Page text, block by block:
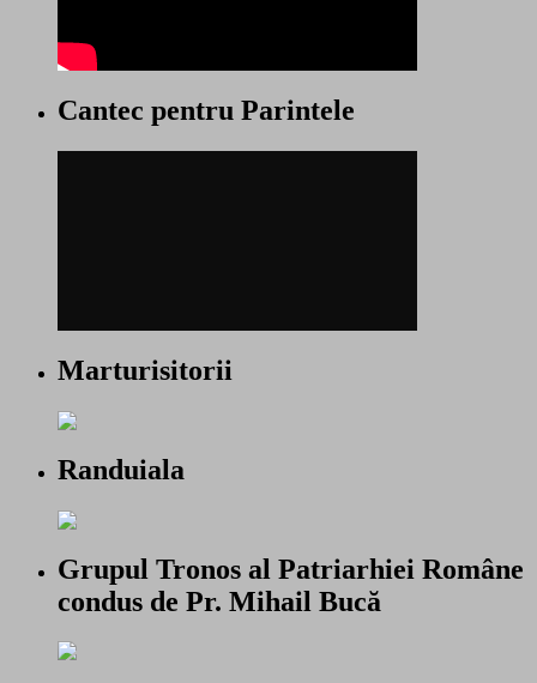
Cantec pentru Parintele
Marturisitorii
Randuiala
Grupul Tronos al Patriarhiei Române
condus de Pr. Mihail Bucă